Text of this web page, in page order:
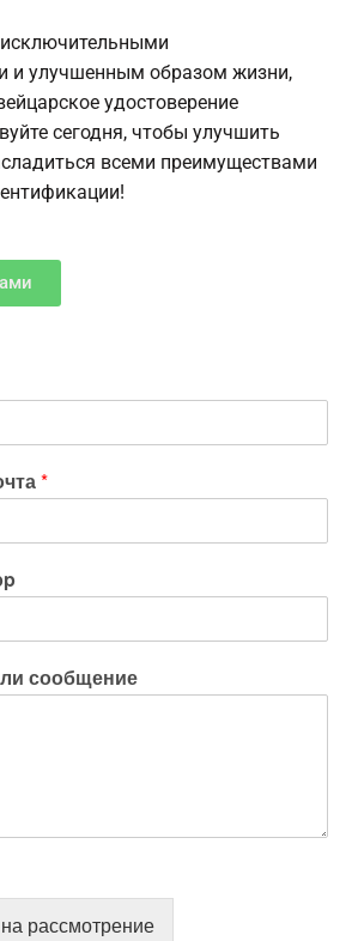
исключительными
и улучшенным образом жизни,
удостоверение
сегодня, чтобы улучшить
всеми преимуществами
*
сообщение
рассмотрение